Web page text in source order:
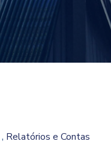
, Relatórios e Contas